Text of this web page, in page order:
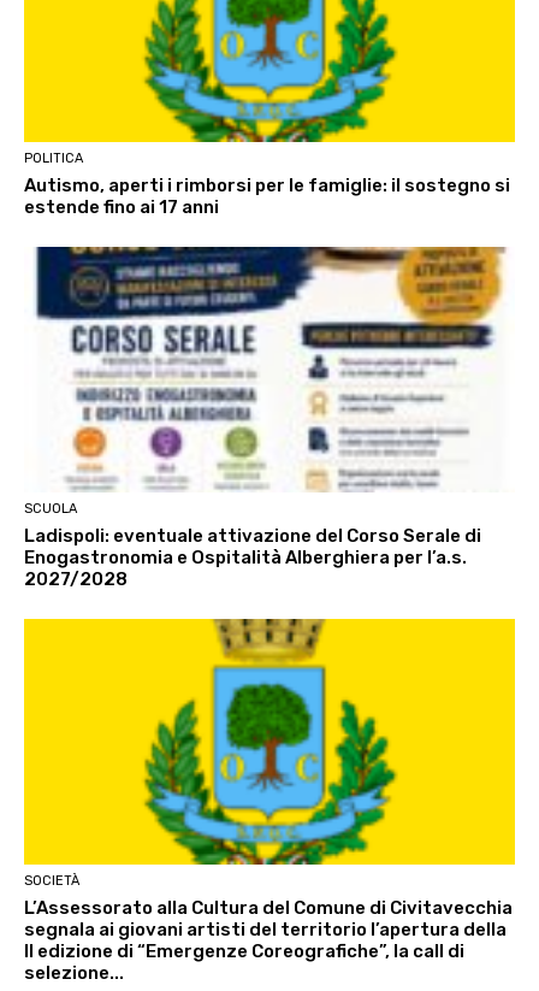
POLITICA
Autismo, aperti i rimborsi per le famiglie: il sostegno si
estende fino ai 17 anni
SCUOLA
Ladispoli: eventuale attivazione del Corso Serale di
Enogastronomia e Ospitalità Alberghiera per l’a.s.
2027/2028
SOCIETÀ
L’Assessorato alla Cultura del Comune di Civitavecchia
segnala ai giovani artisti del territorio l’apertura della
II edizione di “Emergenze Coreografiche”, la call di
selezione...